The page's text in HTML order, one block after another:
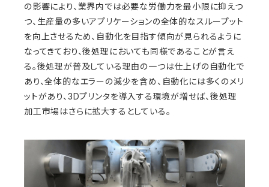
の影響により、業界内では必要な労働力を最小限に抑えつ
つ、生産量の多いアプリケーションの全体的なスループット
を向上させるため、自動化を目指す傾向が見られるように
なってきており、後処理においても同様であることが言え
る。後処理が普及している理由の一つは仕上げの自動化で
あり、全体的なエラーの減少を含め、自動化には多くのメリ
ットがあり、3Dプリンタを導入する環境が増せば、後処理
加工市場はさらに拡大するとしている。